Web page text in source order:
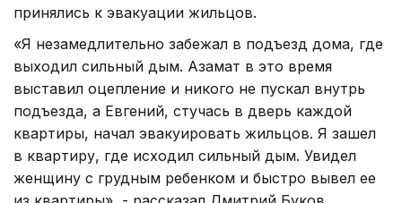
принялись к эвакуации жильцов.
«Я незамедлительно забежал в подъезд дома, где
выходил сильный дым. Азамат в это время
выставил оцепление и никого не пускал внутрь
подъезда, а Евгений, стучась в дверь каждой
квартиры, начал эвакуировать жильцов. Я зашел
в квартиру, где исходил сильный дым. Увидел
женщину с грудным ребенком и быстро вывел ее